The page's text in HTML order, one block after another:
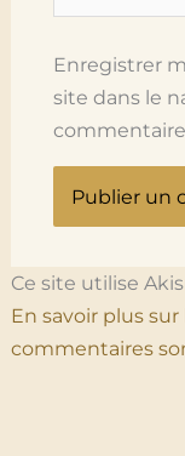
Enregistrer
site dans le
Ce site utilise
En savoir plus
commentaires